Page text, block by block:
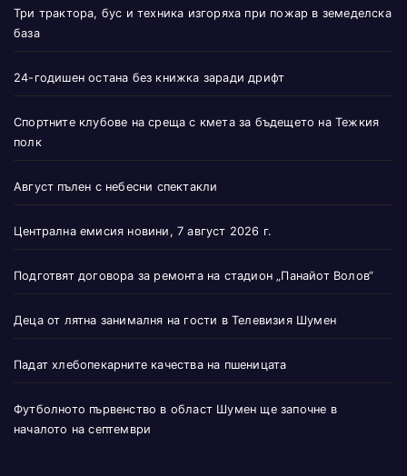
Три трактора, бус и техника изгоряха при пожар в земеделска
база
24-годишен остана без книжка заради дрифт
Спортните клубове на среща с кмета за бъдещето на Тежкия
полк
Август пълен с небесни спектакли
Централна емисия новини, 7 август 2026 г.
Подготвят договора за ремонта на стадион „Панайот Волов“
Деца от лятна занималня на гости в Телевизия Шумен
Падат хлебопекарните качества на пшеницата
Футболното първенство в област Шумен ще започне в
началото на септември